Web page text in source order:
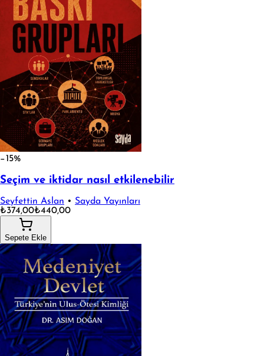
−15%
Seçim ve iktidar nasıl etkilenebilir
Seyfettin Aslan • Sayda Yayınları
₺374,00₺440,00
Sepete Ekle